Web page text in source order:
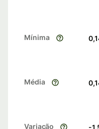
Mínima
Média
Variação